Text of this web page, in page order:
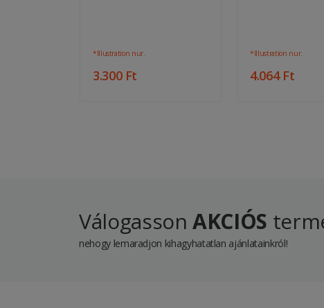
*Illustration nur.
3.300 Ft
*Illustration nur.
4.064 Ft
VálogassonAKCIÓS
nehogy lemaradjon kihagyhatatlan ajánlatainkról!